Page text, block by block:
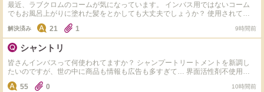
最近、ラブクロムのコームが気になっています。 インバス用ではないコーム
でもお風呂上がりに塗れた髪をとかしても大丈夫でしょうか？ 使用されてい
る方どうされてますか？
解決済み 21 1 9時間前
シャントリ
皆さんインバスって何使われてますか？ シャンプートリートメントを新調し
たいのですが、世の中に商品も情報も広告も多すぎて… 界面活性剤不使用や
ノンシリコン、アミノ酸系など色々ありますが、 一旦皆さまのご愛用のもの
やおすすめを知りたいです。 併せてご自身の髪質や、好きな仕上がりも教え
55 0 10時間前